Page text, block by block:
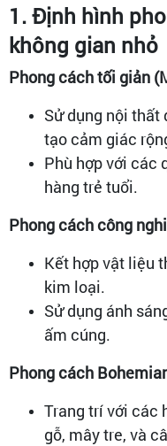
1. Định hình
không gian nhỏ
Phong cách tối giản
Sử dụng nội thất
tạo cảm giác
Phù hợp với các
hàng trẻ tuổi.
Phong cách công
Kết hợp vật liệu
kim loại.
Sử dụng ánh
ấm cúng.
Phong cách
Trang trí với các
gỗ, mây tre, và